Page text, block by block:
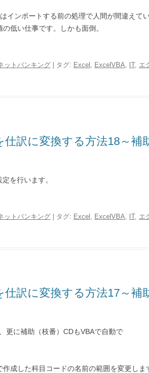
ンポートする前の処理で人間が間違えてい
低い仕事です。しかも面倒。
ットバンキング | タグ: Excel , ExcelVBA, IT, エ
訳に変換する方法18～補
を行います。
ットバンキング | タグ: Excel , ExcelVBA, IT, エ
訳に変換する方法17～補
更に補助（枝番）CDもVBAで自動で
作成した科目コードの名前の範囲を変更しま